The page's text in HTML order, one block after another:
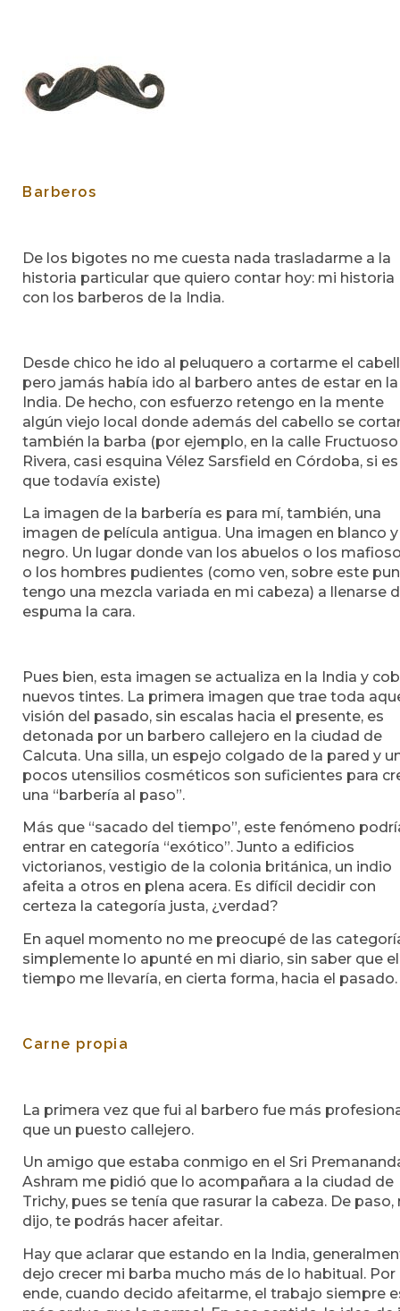
Barberos
De los bigotes no me cuesta nada trasladarme a la
historia particular que quiero contar hoy: mi historia
con los barberos de la India.
Desde chico he ido al peluquero a cortarme el
pero jamás había ido al barbero antes de estar en la
India. De hecho, con esfuerzo retengo en la mente
algún viejo local donde además del cabello se
también la barba (por ejemplo, en la calle Fructuoso
Rivera, casi esquina Vélez Sarsfield en Córdoba, si es
que todavía existe)
La imagen de la barbería es para mí, también, una
imagen de película antigua. Una imagen en blanco y
negro. Un lugar donde van los abuelos o los
o los hombres pudientes (como ven, sobre este
tengo una mezcla variada en mi cabeza) a llenarse
espuma la cara.
Pues bien, esta imagen se actualiza en la India y
nuevos tintes. La primera imagen que trae toda
visión del pasado, sin escalas hacia el presente, es
detonada por un barbero callejero en la ciudad de
Calcuta. Una silla, un espejo colgado de la pared y
pocos utensilios cosméticos son suficientes para
una “barbería al paso”.
Más que “sacado del tiempo”, este fenómeno
entrar en categoría “exótico”. Junto a edificios
victorianos, vestigio de la colonia británica, un indio
afeita a otros en plena acera. Es difícil decidir con
certeza la categoría justa, ¿verdad?
En aquel momento no me preocupé de las
simplemente lo apunté en mi diario, sin saber que el
tiempo me llevaría, en cierta forma, hacia el pasado.
Carne propia
La primera vez que fui al barbero fue más
que un puesto callejero.
Un amigo que estaba conmigo en el Sri
Ashram me pidió que lo acompañara a la ciudad de
Trichy, pues se tenía que rasurar la cabeza. De paso,
dijo, te podrás hacer afeitar.
Hay que aclarar que estando en la India,
dejo crecer mi barba mucho más de lo habitual. Por
ende, cuando decido afeitarme, el trabajo siempre